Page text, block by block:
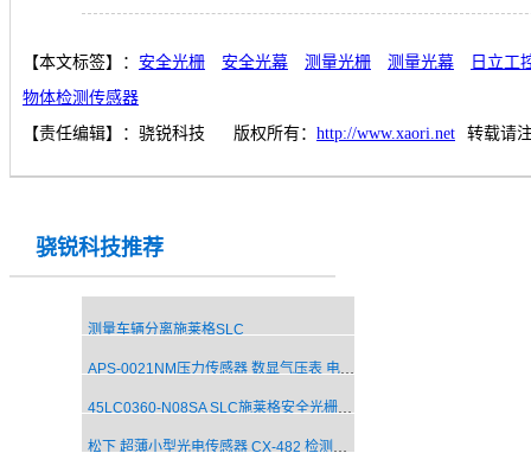
【本文标签】： 安全光栅 安全光幕 测量光栅 测量光幕
日立工
物体检测传感器
【责任编辑】： 骁锐科技 版权所有： http://www.xaori.net 转载请
骁锐科技推荐
测量车辆分离施莱格SLC
APS-0021NM压力传感器 数显气压表 电子压力传感器
45LC0360-N08SA SLC施莱格安全光栅传感器 安全光幕厂家
松下 超薄小型光电传感器 CX-482 检测透明物体